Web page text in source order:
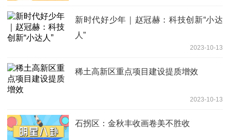
新时代好少年｜赵冠赫：科技创新“小达
人”
2023-10-13
稀土高新区重点项目建设提质增效
2023-10-13
石拐区：金秋丰收画卷美不胜收